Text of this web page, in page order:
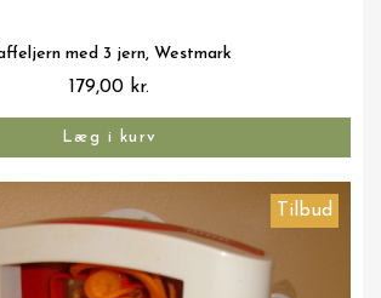
Vis her
med 3 jern, Westmark
179,00 kr.
Læg i kurv
Tilbud